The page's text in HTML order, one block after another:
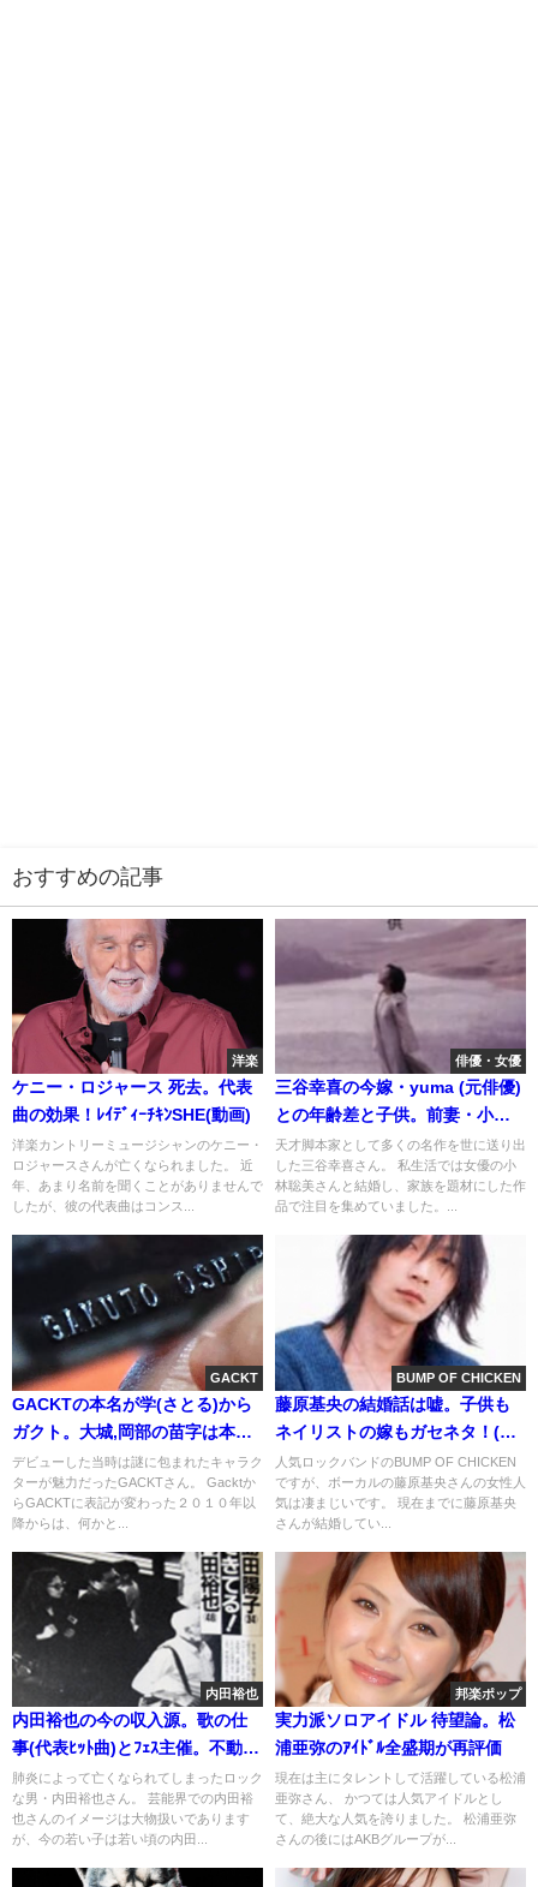
おすすめの記事
洋楽
ケニー・ロジャース 死去。代表
曲の効果！ﾚｲﾃﾞｨｰﾁｷﾝSHE(動画)
洋楽カントリーミュージシャンのケニー・
ロジャースさんが亡くなられました。 近
年、あまり名前を聞くことがありませんで
したが、彼の代表曲はコンス...
俳優・女優
三谷幸喜の今嫁・yuma (元俳優)
との年齢差と子供。前妻・小林
聡美との離婚理由
天才脚本家として多くの名作を世に送り出
した三谷幸喜さん。 私生活では女優の小
林聡美さんと結婚し、家族を題材にした作
品で注目を集めていました。...
GACKT
GACKTの本名が学(さとる)から
ガクト。大城,岡部の苗字は本当
だが改名疑惑
デビューした当時は謎に包まれたキャラク
ターが魅力だったGACKTさん。 Gacktか
らGACKTに表記が変わった２０１０年以
降からは、何かと...
BUMP OF CHICKEN
藤原基央の結婚話は嘘。子供も
ネイリストの嫁もガセネタ！(画
像)
人気ロックバンドのBUMP OF CHICKEN
ですが、ボーカルの藤原基央さんの女性人
気は凄まじいです。 現在までに藤原基央
さんが結婚してい...
内田裕也
内田裕也の今の収入源。歌の仕
事(代表ﾋｯﾄ曲)とﾌｪｽ主催。不動産
に仕送り
肺炎によって亡くなられてしまったロック
な男・内田裕也さん。 芸能界での内田裕
也さんのイメージは大物扱いであります
が、今の若い子は若い頃の内田...
邦楽ポップ
実力派ソロアイドル 待望論。松
浦亜弥のｱｲﾄﾞﾙ全盛期が再評価
現在は主にタレントして活躍している松浦
亜弥さん、 かつては人気アイドルとし
て、絶大な人気を誇りました。 松浦亜弥
さんの後にはAKBグループが...